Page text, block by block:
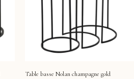
Table basse Nolan champagne gold